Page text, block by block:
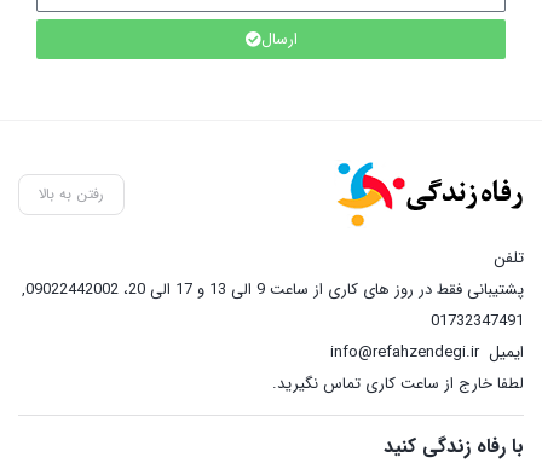
ارسال
رفتن به بالا
تلفن
پشتیبانی فقط در روز های کاری از ساعت 9 الی 13 و 17 الی 20، 09022442002
,
01732347491
ایمیلinfo@refahzendegi.ir
لطفا خارج از ساعت کاری تماس نگیرید.
با رفاه زندگی کنید